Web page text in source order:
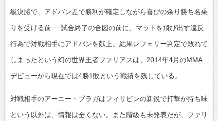
級決勝で、アドバン差で勝利が確定しながら喜びの余り勝ち名乗
りを受ける前──試合終了の合図の前に、マットを飛び出す違反
行為で対戦相手にアドバンを献上。結果レフェリー判定で敗れて
しまったという幻の世界王者ファリアスは、2014年4月のMMA
デビューから現在では4勝1敗という戦績を残している。
対戦相手のアーニー・ブラガはフィリピンの新鋭で打撃が持ち味
という以外は、情報は全くない。また階級も未発表だが、ファリ